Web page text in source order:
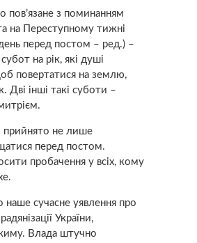
пов’язане з поминанням
на Переступному тижні
перед постом – ред.) –
на рік, які душі
повертатися на землю,
Дві інші такі суботи –
не лише
перед постом.
пробачення у всіх, кому
наше сучасне уявлення про
України,
Влада штучно